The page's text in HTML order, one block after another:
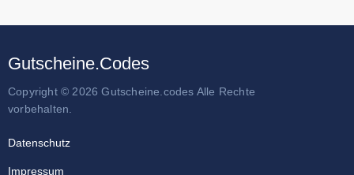
Gutscheine.Codes
Copyright © 2026 Gutscheine.codes Alle Rechte
vorbehalten.
Datenschutz
Impressum